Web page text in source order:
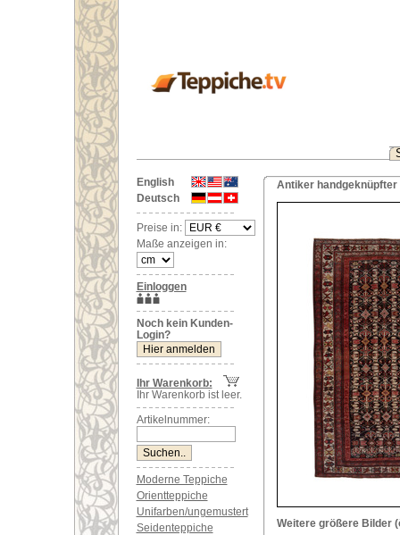
English
Deutsch
Preise in:
Maße anzeigen in:
Einloggen
Noch kein Kunden-
Login?
Ihr Warenkorb:
Ihr Warenkorb ist leer.
Artikelnummer:
Moderne Teppiche
Orientteppiche
Unifarben/ungemustert
Seidenteppiche
Antiker handgeknüpfter
Weitere größere Bilder